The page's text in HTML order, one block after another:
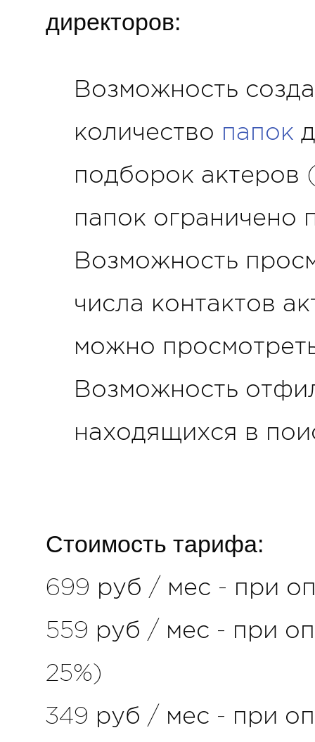
директоров:
Возможность
количество папок
подборок актеров
папок ограничено
Возможность
числа контактов
можно
Возможность
находящихся в
Стоимость тарифа:
699 руб / мес - при
559 руб / мес - при
25%)
349 руб / мес - при